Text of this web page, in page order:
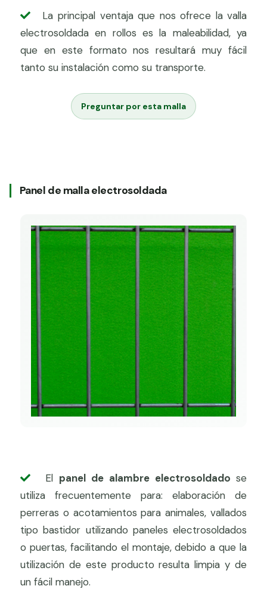
La principal ventaja que nos ofrece la valla
electrosoldada en rollos es la maleabilidad, ya
que en este formato nos resultará muy fácil
tanto su instalación como su transporte.
Preguntar por esta malla
Panel de malla electrosoldada
El panel de alambre electrosoldado se
utiliza frecuentemente para: elaboración de
perreras o acotamientos para animales, vallados
tipo bastidor utilizando paneles electrosoldados
o puertas, facilitando el montaje, debido a que la
utilización de este producto resulta limpia y de
un fácil manejo.